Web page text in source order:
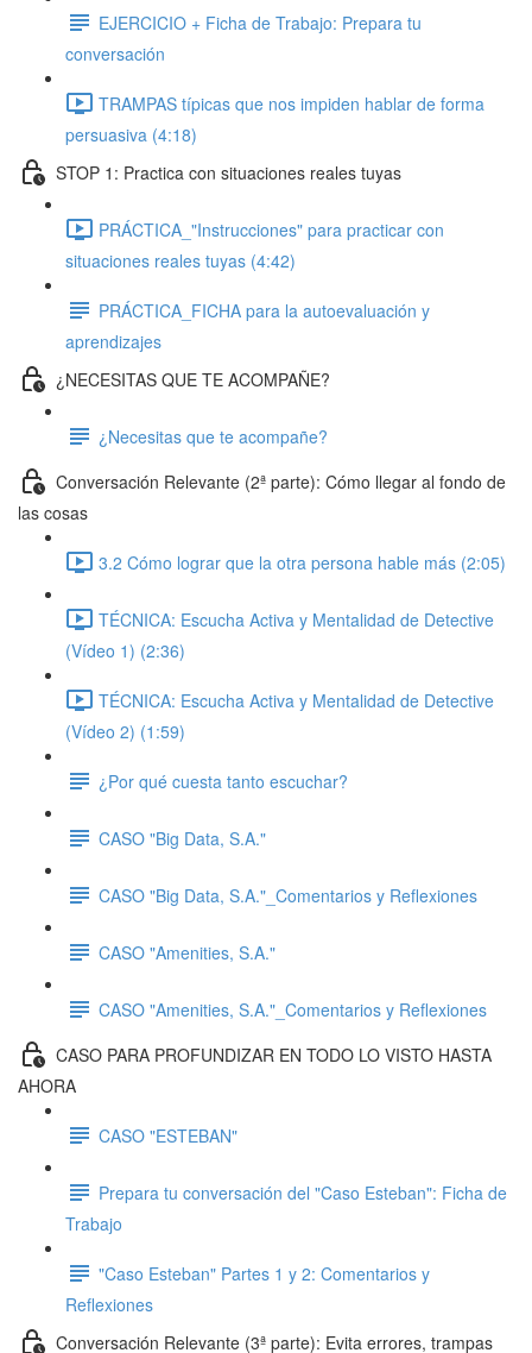
EJERCICIO + Ficha de Trabajo: Prepara tu
conversación
TRAMPAS típicas que nos impiden hablar de forma
persuasiva (4:18)
STOP 1: Practica con situaciones reales tuyas
PRÁCTICA_"Instrucciones" para practicar con
situaciones reales tuyas (4:42)
PRÁCTICA_FICHA para la autoevaluación y
aprendizajes
¿NECESITAS QUE TE ACOMPAÑE?
¿Necesitas que te acompañe?
Conversación Relevante (2ª parte): Cómo llegar al fondo de
las cosas
3.2 Cómo lograr que la otra persona hable más (2:05)
TÉCNICA: Escucha Activa y Mentalidad de Detective
(Vídeo 1) (2:36)
TÉCNICA: Escucha Activa y Mentalidad de Detective
(Vídeo 2) (1:59)
¿Por qué cuesta tanto escuchar?
CASO "Big Data, S.A."
CASO "Big Data, S.A."_Comentarios y Reflexiones
CASO "Amenities, S.A."
CASO "Amenities, S.A."_Comentarios y Reflexiones
CASO PARA PROFUNDIZAR EN TODO LO VISTO HASTA
AHORA
CASO "ESTEBAN"
Prepara tu conversación del "Caso Esteban": Ficha de
Trabajo
"Caso Esteban" Partes 1 y 2: Comentarios y
Reflexiones
Conversación Relevante (3ª parte): Evita errores, trampas